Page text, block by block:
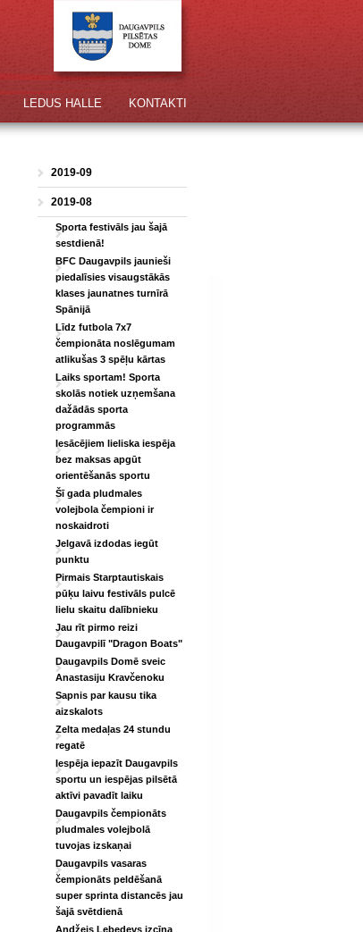
KONTAKTI
LEDUS HALLE
2019-09
2019-08
Sporta festivāls jau šajā
sestdienā!
BFC Daugavpils jaunieši
piedalīsies visaugstākās
klases jaunatnes turnīrā
Spānijā
Līdz futbola 7x7
čempionāta noslēgumam
atlikušas 3 spēļu kārtas
Laiks sportam! Sporta
skolās notiek uzņemšana
dažādās sporta
programmās
Iesācējiem lieliska iespēja
bez maksas apgūt
orientēšanās sportu
Šī gada pludmales
volejbola čempioni ir
noskaidroti
Jelgavā izdodas iegūt
punktu
Pirmais Starptautiskais
pūķu laivu festivāls pulcē
lielu skaitu dalībnieku
Jau rīt pirmo reizi
Daugavpilī "Dragon Boats"
Daugavpils Domē sveic
Anastasiju Kravčenoku
Sapnis par kausu tika
aizskalots
Zelta medaļas 24 stundu
regatē
Iespēja iepazīt Daugavpils
sportu un iespējas pilsētā
aktīvi pavadīt laiku
Daugavpils čempionāts
pludmales volejbolā
tuvojas izskaņai
Daugavpils vasaras
čempionāts peldēšanā
super sprinta distancēs jau
šajā svētdienā
Andžejs Ļebedevs izcīna